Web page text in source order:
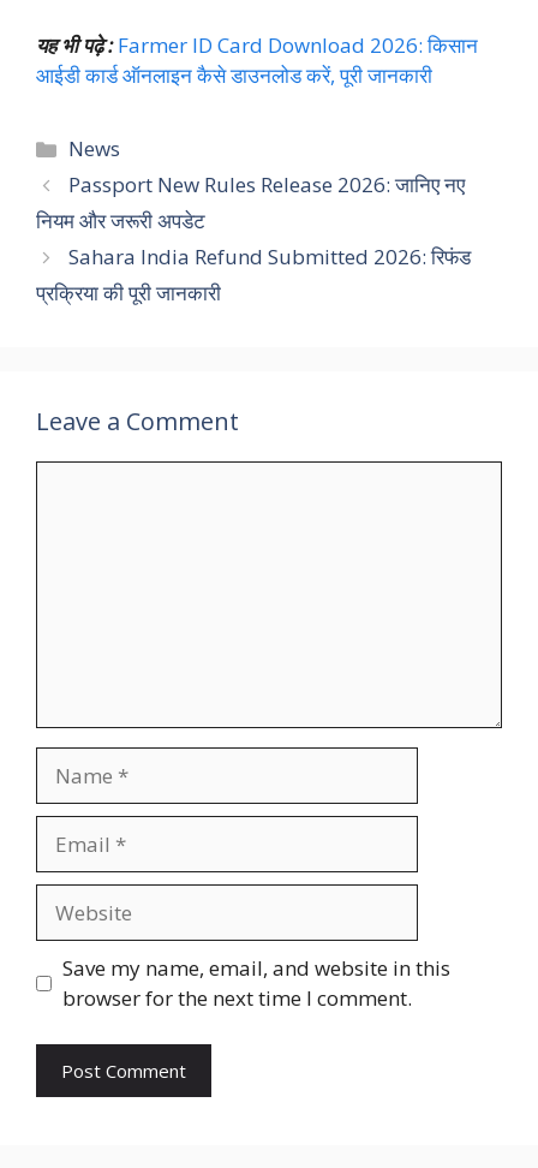
यह भी पढ़े : Farmer ID Card Download 2026: किसान
आईडी कार्ड ऑनलाइन कैसे डाउनलोड करें, पूरी जानकारी
Categories
News
Passport New Rules Release 2026: जानिए नए
नियम और जरूरी अपडेट
Sahara India Refund Submitted 2026: रिफंड
प्रक्रिया की पूरी जानकारी
Leave a Comment
Save my name, email, and website in this
browser for the next time I comment.